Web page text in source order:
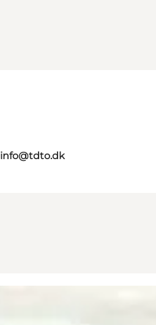
info@tdto.dk